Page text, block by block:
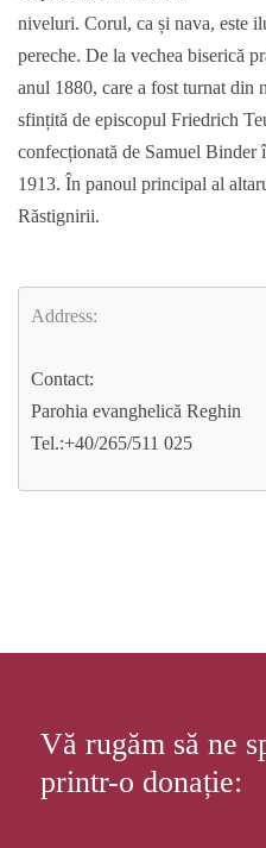
niveluri. Corul, ca și nava, este
pereche. De la vechea biserică
anul 1880, care a fost turnat din
sfințită de episcopul Friedrich
confecționată de Samuel
1913. În panoul principal al
Răstignirii.
Address:
Contact:
Parohia evanghelică Reghin
Tel.:+40/265/511 025
Vă rugăm să ne
printr-o donație: